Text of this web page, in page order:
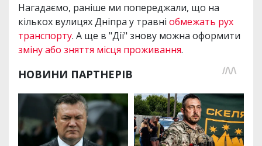
Нагадаємо, раніше ми попереджали, що на
кількох вулицях Дніпра у травні обмежать рух
транспорту. А ще в "Дії" знову можна оформити
зміну або зняття місця проживання.